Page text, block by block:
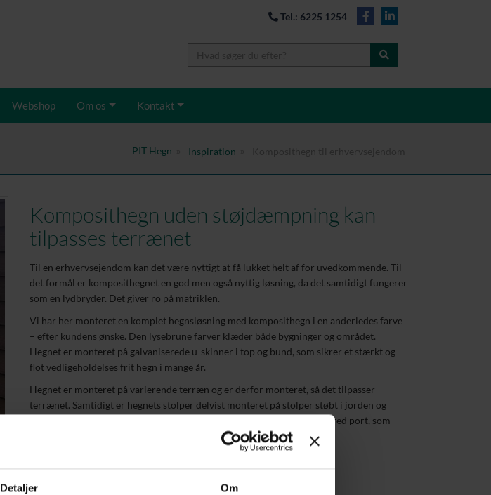
Detaljer Om
Tel.: 6225 1254
Webshop Om os Kontakt
PIT Hegn Inspiration
Komposithegn uden støjdæmpning kan
tilpasses terrænet
Til en erhvervsejendom kan det være nyttigt at få lukket helt af for uvedkommende. Til
det formål er komposithegnet en god men også nyttig løsning, da det samtidigt fungerer
som en lydbryder. Det giver ro på matriklen.
Vi har her monteret en komplet hegnsløsning med komposithegn i en anderledes farve
– efter kundens ønske. Den lysebrune farver klæder både bygninger og området.
Hegnet er monteret på galvaniserede u-skinner i top og bund, som sikrer et stærkt og
flot vedligeholdelses frit hegn i mange år.
Hegnet er monteret på varierende terræn og er derfor monteret, så det tilpasser
terrænet. Samtidigt er hegnets stolper delvist monteret på stolper støbt i jorden og
stolper forankret i beton vha. fodplader. I hegnet er placeret en 2,4m bred port, som